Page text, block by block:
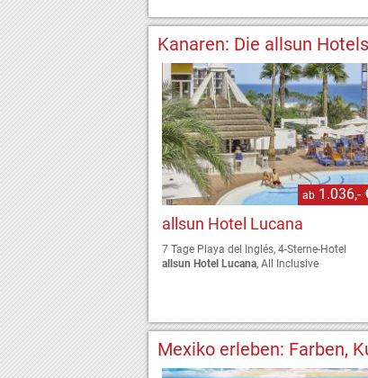
Kanaren: Die allsun
ab1.036,-
allsun Hotel Lucana
7 Tage Playa del Inglés, 4-Sterne-Hotel
allsun Hotel Lucana, All Inclusive
Mexiko erleben: Farben,